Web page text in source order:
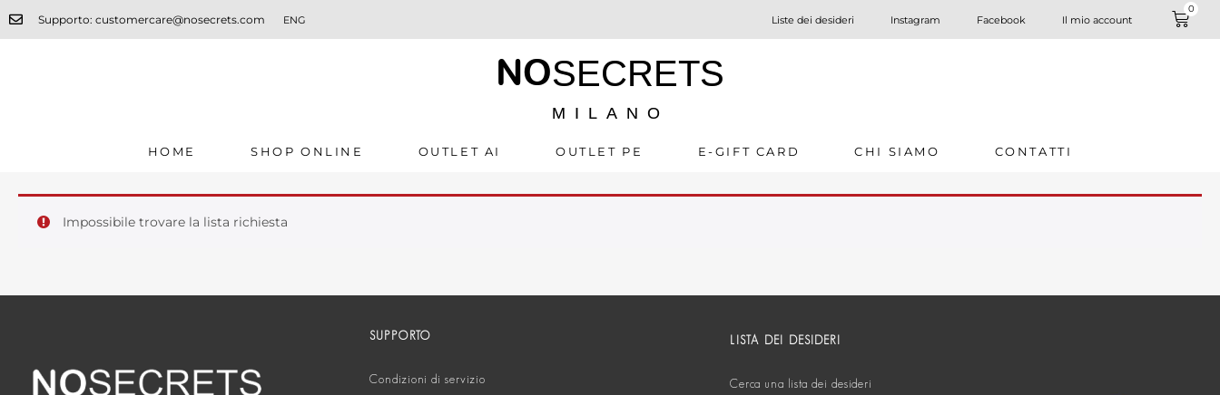
Supporto: customercare@nosecrets.com ENG Liste dei desideri Instagram Facebook Il mio account
0
NOSECRETS
MILANO
HOME SHOP ONLINE OUTLET AI OUTLET PE E-GIFT CARD CHI SIAMO CONTATTI
Impossibile trovare la lista richiesta
SUPPORTO
Condizioni di servizio
LISTA DEI DESIDERI
Cerca una lista dei desideri